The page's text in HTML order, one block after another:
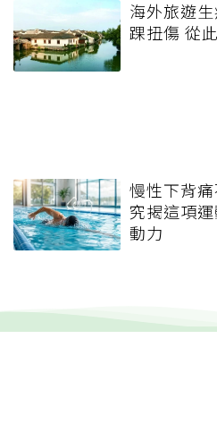
海外旅遊
踝扭傷 從
慢性下背
究揭這項
動力